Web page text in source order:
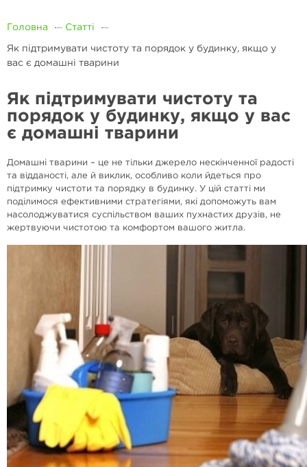
Головна Статті
Як підтримувати чистоту та порядок у будинку, якщо у
вас є домашні тварини
Як підтримувати чистоту та
порядок у будинку, якщо у вас
є домашні тварини
Домашні тварини – це не тільки джерело нескінченної радості
та відданості, але й виклик, особливо коли йдеться про
підтримку чистоти та порядку в будинку. У цій статті ми
поділимося ефективними стратегіями, які допоможуть вам
насолоджуватися суспільством ваших пухнастих друзів, не
жертвуючи чистотою та комфортом вашого житла.